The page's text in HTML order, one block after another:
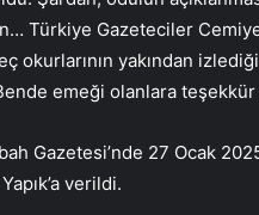
Türkiye Gazeteciler
okurlarının yakından
emeği olanlara teşekkür
Gazetesi’nde 27 Ocak
verildi.